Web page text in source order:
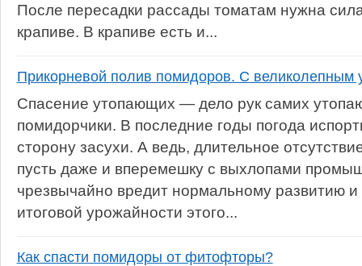
После пересадки рассады томатам нужна
крапиве. В крапиве есть и...
Прикорневой полив помидоров. С великолепным
Спасение утопающих — дело рук самих
помидорчики. В последние годы погода
сторону засухи. А ведь, длительное
пусть даже и вперемешку с выхлопами
чрезвычайно вредит нормальному развитию
итоговой урожайности этого...
Как спасти помидоры от фитофторы?